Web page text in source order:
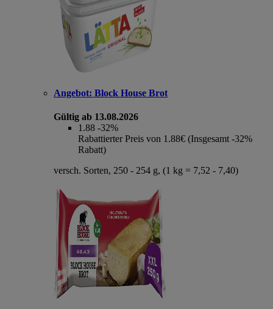
Angebot: Block House Brot
Gültig ab 13.08.2026
1.88 -32%
Rabattierter Preis von 1.88€ (Insgesamt -32%
Rabatt)
versch. Sorten, 250 - 254 g, (1 kg = 7,52 - 7,40)